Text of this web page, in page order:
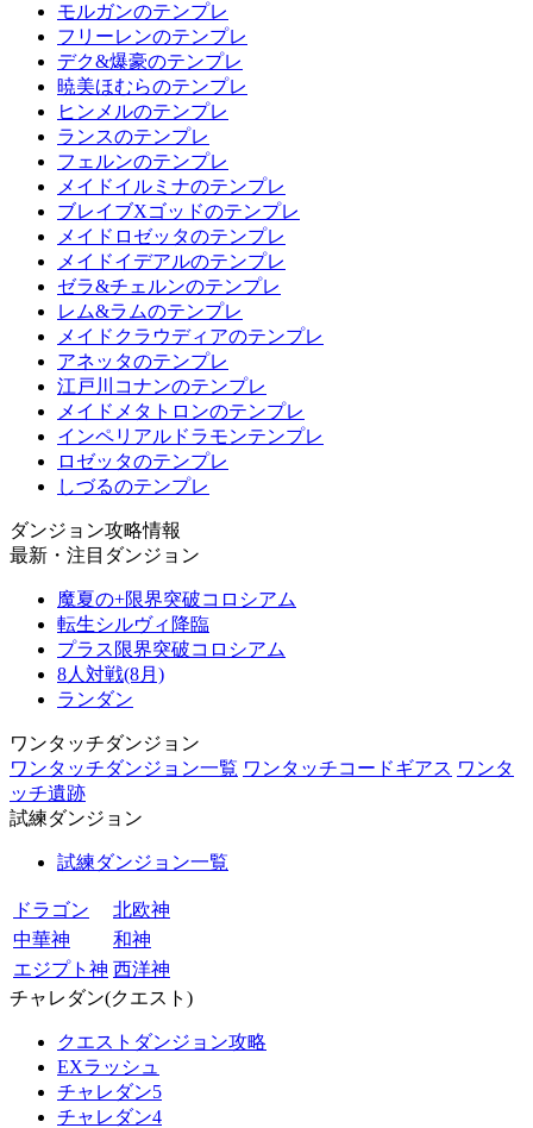
モルガンのテンプレ
フリーレンのテンプレ
デク&爆豪のテンプレ
暁美ほむらのテンプレ
ヒンメルのテンプレ
ランスのテンプレ
フェルンのテンプレ
メイドイルミナのテンプレ
ブレイブXゴッドのテンプレ
メイドロゼッタのテンプレ
メイドイデアルのテンプレ
ゼラ&チェルンのテンプレ
レム&ラムのテンプレ
メイドクラウディアのテンプレ
アネッタのテンプレ
江戸川コナンのテンプレ
メイドメタトロンのテンプレ
インペリアルドラモンテンプレ
ロゼッタのテンプレ
しづるのテンプレ
ダンジョン攻略情報
最新・注目ダンジョン
魔夏の+限界突破コロシアム
転生シルヴィ降臨
プラス限界突破コロシアム
8人対戦(8月)
ランダン
ワンタッチダンジョン
ワンタッチダンジョン一覧 ワンタッチコードギアス ワンタ
ッチ遺跡
試練ダンジョン
試練ダンジョン一覧
ドラゴン
北欧神
中華神
和神
エジプト神 西洋神
チャレダン(クエスト)
クエストダンジョン攻略
EXラッシュ
チャレダン5
チャレダン4